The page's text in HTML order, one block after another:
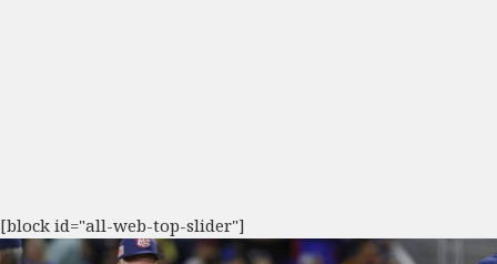
[block id="all-web-top-slider"]